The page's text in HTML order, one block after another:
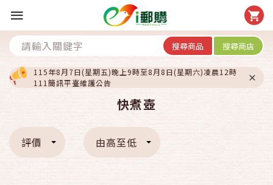
搜尋商品 搜尋商店
115年8月7日(星期五)晚上9時至8月8日(星期六)凌晨12時
111簡訊平臺維護公告
快煮壺
評價 由高至低